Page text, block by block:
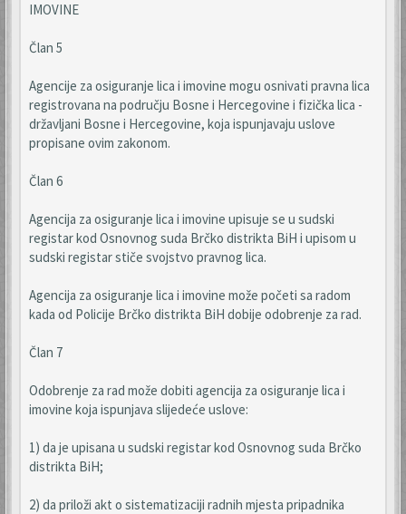
IMOVINE
Član 5
Agencije za osiguranje lica i imovine mogu osnivati pravna lica
registrovana na području Bosne i Hercegovine i fizička lica -
državljani Bosne i Hercegovine, koja ispunjavaju uslove
propisane ovim zakonom.
Član 6
Agencija za osiguranje lica i imovine upisuje se u sudski
registar kod Osnovnog suda Brčko distrikta BiH i upisom u
sudski registar stiče svojstvo pravnog lica.
Agencija za osiguranje lica i imovine može početi sa radom
kada od Policije Brčko distrikta BiH dobije odobrenje za rad.
Član 7
Odobrenje za rad može dobiti agencija za osiguranje lica i
imovine koja ispunjava slijedeće uslove:
1) da je upisana u sudski registar kod Osnovnog suda Brčko
distrikta BiH;
2) da priloži akt o sistematizaciji radnih mjesta pripadnika